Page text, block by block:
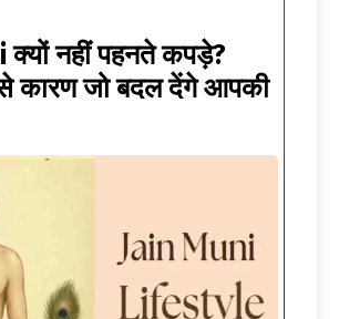
नहीं पहनते कपड़े?
कारण जो बदल देंगे आपकी